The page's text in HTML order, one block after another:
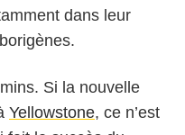
dans leur
Si la nouvelle
Yellowstone, ce n’est